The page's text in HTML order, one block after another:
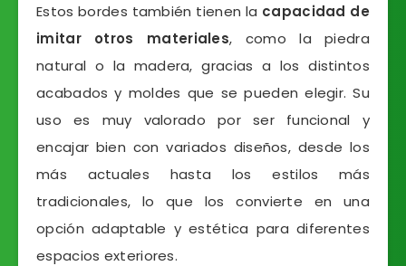
Estos bordes también tienen la capacidad de
imitar otros materiales, como la piedra
natural o la madera, gracias a los distintos
acabados y moldes que se pueden elegir. Su
uso es muy valorado por ser funcional y
encajar bien con variados diseños, desde los
más actuales hasta los estilos más
tradicionales, lo que los convierte en una
opción adaptable y estética para diferentes
espacios exteriores.